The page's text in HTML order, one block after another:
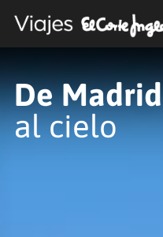
De Madrid
al cielo